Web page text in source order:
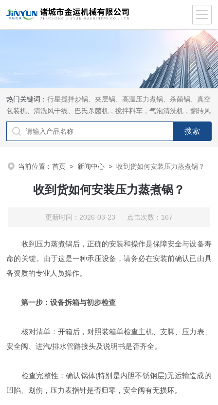
热门关键词：行星搅拌炒锅、夹层锅、高温压力煮锅、杀菌锅、真空
包装机、清洗风干线、巴氏杀菌机，搅拌料车，气泡清洗机，翻转风
干机
当前位置：首页 > 新闻中心 >收到货如何安装压力蒸煮锅？
收到货如何安装压力蒸煮锅？
更新时间：2026-03-23 点击次数：167
收到压力蒸煮锅后，正确的安装和操作是保障安全与设备寿
命的关键。由于这是一种承压设备，请务必在安装前确认已由具
备资质的专业人员操作。
第一步：设备拆箱与初步检查
核对清单：开箱后，对照装箱单检查主机、支脚、压力表、
安全阀、进汽/排水管路接头及说明书是否齐全。
检查完整性：确认锅体(特别是内胆不锈钢层)无运输造成的
凹陷、划伤，压力表指针是否归零，安全阀有无损坏。